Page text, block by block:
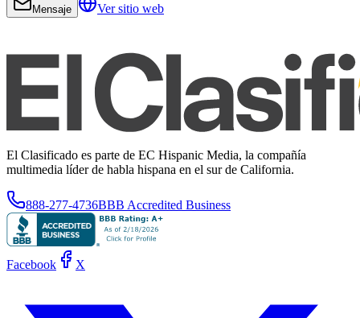
Mensaje Ver sitio web
El Clasificado es parte de EC Hispanic Media, la compañía
multimedia líder de habla hispana en el sur de California.
888-277-4736BBB Accredited Business
Facebook X